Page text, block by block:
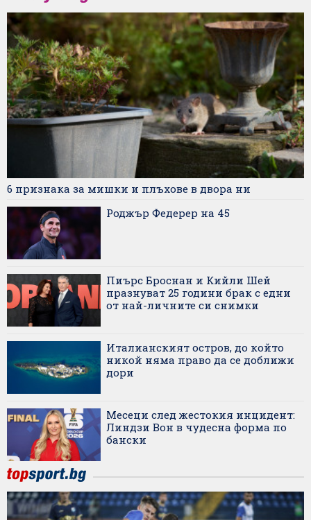
6 признака за мишки и плъхове в двора ни
Роджър Федерер на 45
Пиърс Броснан и Кийли Шей
празнуват 25 години брак с едни
от най-личните си снимки
Италианският остров, до който
никой няма право да се доближи
дори
Месеци след жестокия инцидент:
Линдзи Вон в чудесна форма по
бански